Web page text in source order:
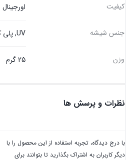
کیفیت اورجینال
جنس شیشه UV, پلی کربنات
وزن 25 گرم
نظرات و پرسش ها
با درج دیدگاه، تجربه استفاده از این محصول را با
دیگر کاربران به اشتراک بگذارید تا بتوانند برای